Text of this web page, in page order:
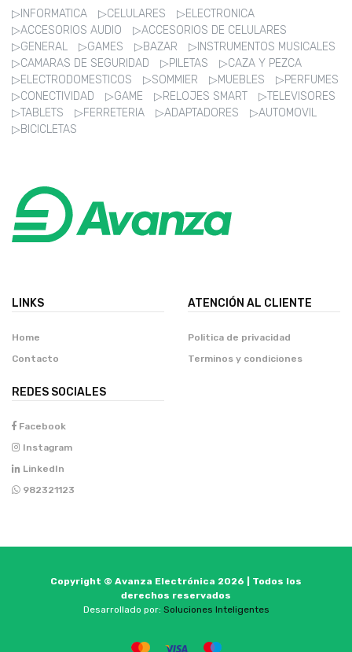
▷INFORMATICA ▷CELULARES
▷ELECTRONICA
▷ACCESORIOS AUDIO
▷ACCESORIOS DE CELULARES
▷GENERAL
▷GAMES ▷BAZAR
▷INSTRUMENTOS MUSICALES
▷CAMARAS DE SEGURIDAD
▷PILETAS
▷CAZA Y PEZCA
▷ELECTRODOMESTICOS
▷SOMMIER ▷MUEBLES
▷PERFUMES
▷CONECTIVIDAD
▷GAME ▷RELOJES SMART
▷TELEVISORES
▷TABLETS
▷FERRETERIA ▷ADAPTADORES
▷AUTOMOVIL
▷BICICLETAS
LINKS
Home
Contacto
ATENCIÓN AL CLIENTE
Politica de privacidad
Terminos y condiciones
REDES SOCIALES
Facebook
Instagram
LinkedIn
982321123
Copyright © Avanza Electrónica 2026 | Todos los
derechos reservados
Desarrollado por: Soluciones Inteligentes